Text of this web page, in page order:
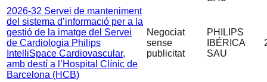
2026-32 Servei de manteniment
del sistema d’informació per a la
gestió de la imatge del Servei
de Cardiologia Philips
IntelliSpace Cardiovascular,
amb destí a l’Hospital Clínic de
Barcelona (HCB)
Negociat
sense
publicitat
PHILIPS
IBÉRICA
SAU